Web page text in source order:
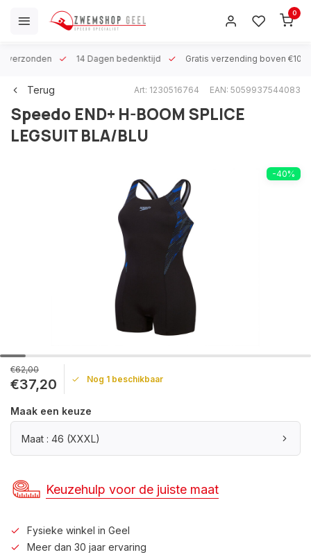
0
verzonden 14 Dagen bedenktijd Gratis verzending boven €100
Terug Art: 1230516764 EAN: 5059937544083
Speedo END+ H-BOOM SPLICE
LEGSUIT BLA/BLU
-40%
€62,00
€37,20 Nog 1 beschikbaar
Maak een keuze
Maat : 46 (XXXL)
Keuzehulp voor de juiste maat
Fysieke winkel in Geel
Meer dan 30 jaar ervaring